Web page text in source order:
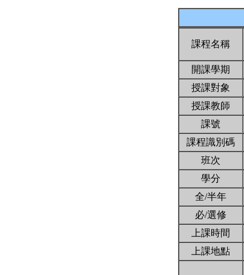
課程名稱
開課學期
授課對象
授課教師
課號
課程識別碼
班次
學分
全/半年
必/選修
上課時間
上課地點